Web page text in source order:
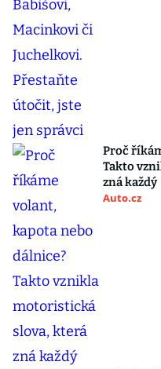
Proč
Takto
zná každý
Auto.cz